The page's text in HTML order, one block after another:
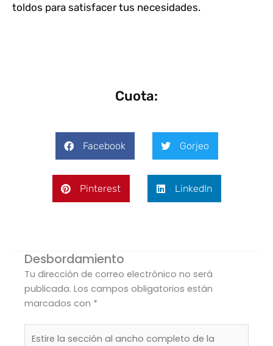
toldos para satisfacer tus necesidades.
Cuota:
Facebook Gorjeo
Pinterest LinkedIn
Desbordamiento
Tu dirección de correo electrónico no será
publicada. Los campos obligatorios están
marcados con *